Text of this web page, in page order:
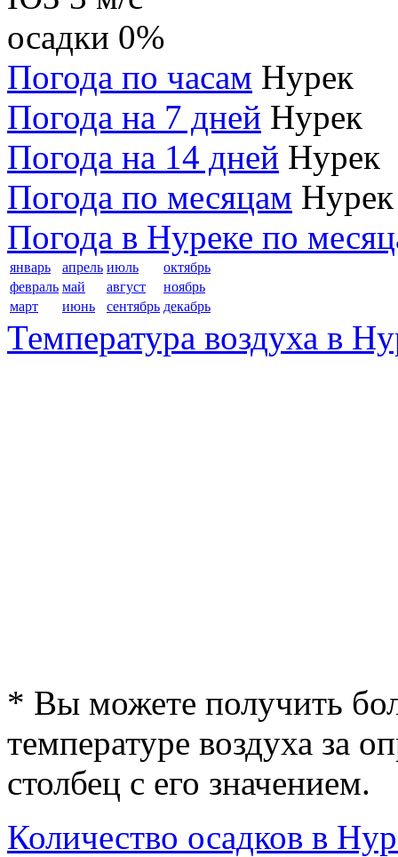
осадки 0%
Погода по часам Нурек
Погода на 7 дней Нурек
Погода на 14 дней Нурек
Погода по месяцам Нурек
Погода в Нуреке по
январь апрель июль
октябрь
февраль май август
ноябрь
март
июнь сентябрь декабрь
Температура воздуха в
* Вы можете получить
температуре воздуха за
столбец с его значением.
Количество осадков в